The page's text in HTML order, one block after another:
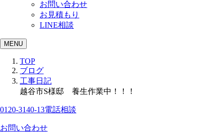
お問い合わせ
お見積もり
LINE相談
MENU
TOP
ブログ
工事日記
越谷市S様邸 養生作業中！！！
0120-3140-13電話相談
お問い合わせ